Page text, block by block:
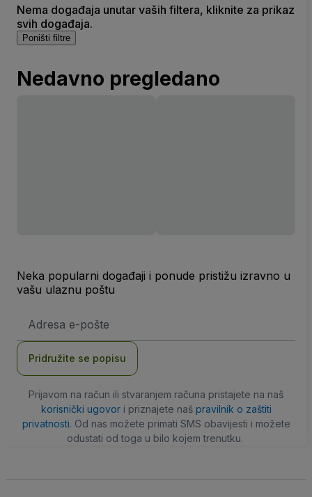
Nema događaja unutar vaših filtera, kliknite za prikaz
svih događaja.
Poništi filtre
Nedavno pregledano
Neka popularni događaji i ponude pristižu izravno u
vašu ulaznu poštu
mail
Pridružite se popisu
Prijavom na račun ili stvaranjem računa pristajete na naš
korisnički ugovori priznajete naš pravilnik o zaštiti
privatnosti. Od nas možete primati SMS obavijesti i možete
odustati od toga u bilo kojem trenutku.